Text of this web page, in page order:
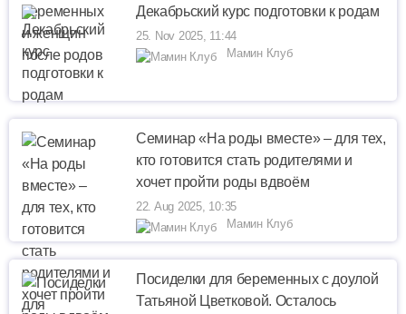
Декабрьский курс подготовки к родам
25. Nov 2025, 11:44
Мамин Клуб
Семинар «На роды вместе» – для тех,
кто готовится стать родителями и
хочет пройти роды вдвоём
22. Aug 2025, 10:35
Мамин Клуб
Посиделки для беременных с доулой
Татьяной Цветковой. Осталось